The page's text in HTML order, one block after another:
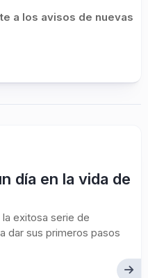
a los avisos de nuevas
día en la vida de
exitosa serie de
dar sus primeros pasos